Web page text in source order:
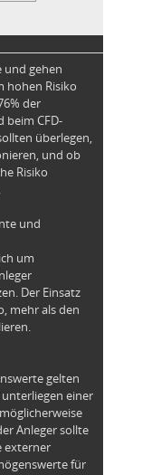
und gehen
hohen Risiko
der
beim CFD-
überlegen,
und ob
Risiko
und
um
Der Einsatz
mehr als den
gelten
einer
Anleger sollte
externer
für